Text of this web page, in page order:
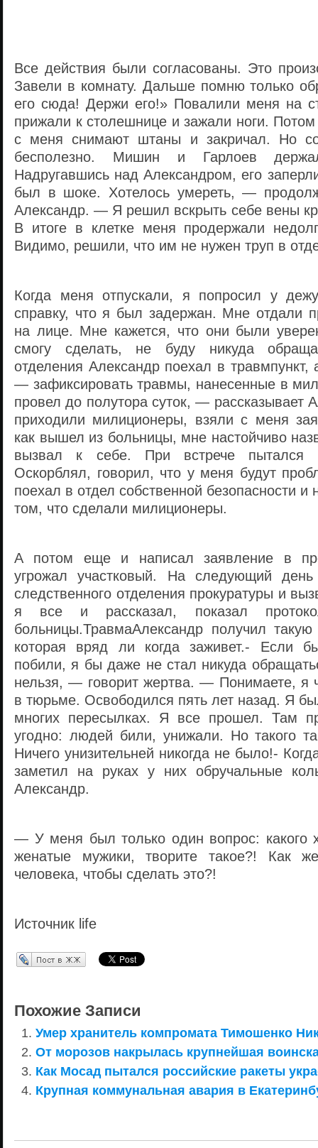
Все действия были согласованы. Это
Завели в комнату. Дальше помню только
его сюда! Держи его!» Повалили меня на
прижали к столешнице и зажали ноги. Потом
с меня снимают штаны и закричал. Но
бесполезно. Мишин и Гарлоев
Надругавшись над Александром, его
был в шоке. Хотелось умереть, —
Александр. — Я решил вскрыть себе вены
В итоге в клетке меня продержали
Видимо, решили, что им не нужен труп в
Когда меня отпускали, я попросил у
справку, что я был задержан. Мне отдали
на лице. Мне кажется, что они были
смогу сделать, не буду никуда
отделения Александр поехал в
— зафиксировать травмы, нанесенные в
провел до полутора суток, —
приходили милиционеры, взяли с меня
как вышел из больницы, мне настойчиво
вызвал к себе. При встрече пытался
Оскорблял, говорил, что у меня будут
поехал в отдел собственной безопасности и
том, что сделали милиционеры.
А потом еще и написал заявление в
угрожал участковый. На следующий
следственного отделения прокуратуры и
я все и рассказал, показал
больницы.ТравмаАлександр получил
которая вряд ли когда заживет.- Если
побили, я бы даже не стал никуда
нельзя, — говорит жертва. — Понимаете, я
в тюрьме. Освободился пять лет назад. Я
многих пересылках. Я все прошел. Там
угодно: людей били, унижали. Но такого
Ничего унизительней никогда не было!-
заметил на руках у них обручальные
Александр.
— У меня был только один вопрос: какого
женатые мужики, творите такое?! Как
человека, чтобы сделать это?!
Источник life
Перепост в ЖЖ
Похожие Записи
Умер хранитель компромата Тимошенко
От морозов накрылась крупнейшая
Как Мосад пытался российские ракеты
Крупная коммунальная авария в